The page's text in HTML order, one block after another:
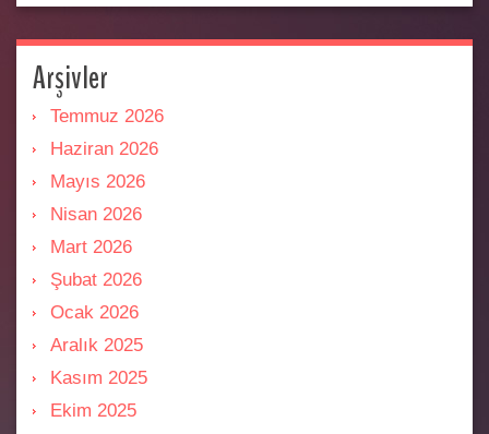
Arşivler
Temmuz 2026
Haziran 2026
Mayıs 2026
Nisan 2026
Mart 2026
Şubat 2026
Ocak 2026
Aralık 2025
Kasım 2025
Ekim 2025